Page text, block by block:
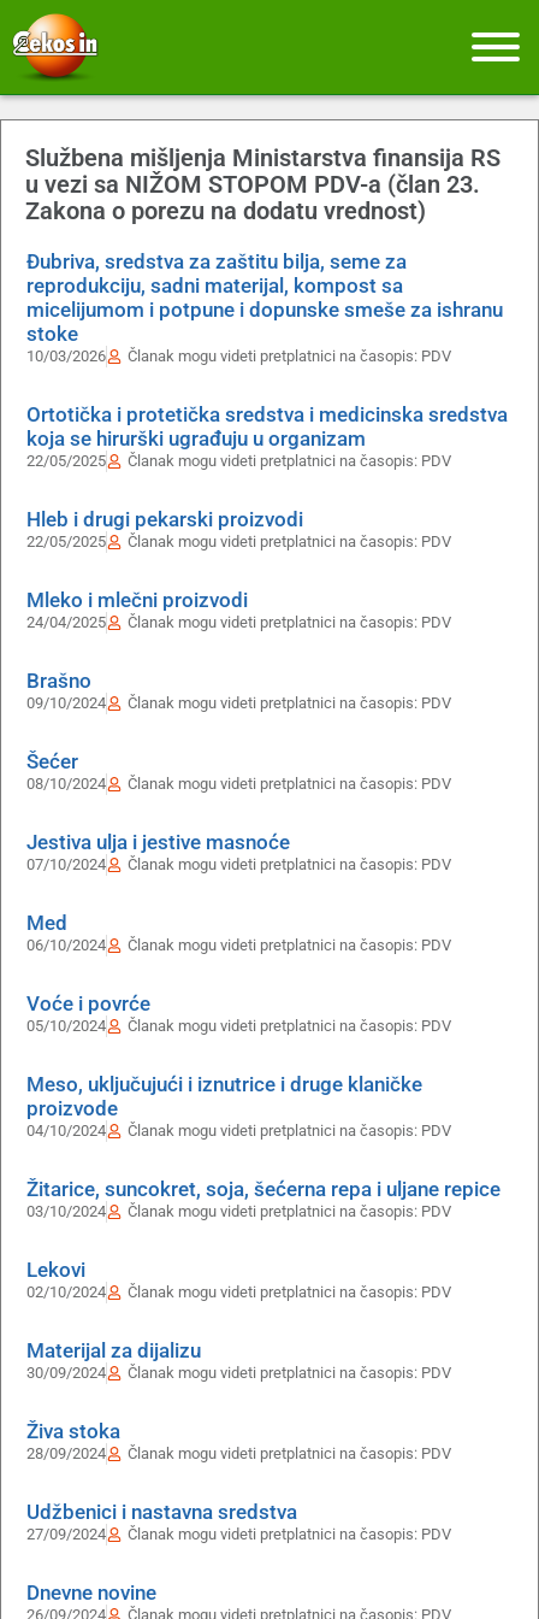
Službena mišljenja Ministarstva finansija RS
u vezi sa NIŽOM STOPOM PDV-a (član 23.
Zakona o porezu na dodatu vrednost)
Đubriva, sredstva za zaštitu bilja, seme za
reprodukciju, sadni materijal, kompost sa
micelijumom i potpune i dopunske smeše za ishranu
stoke
10/03/2026 Članak mogu videti pretplatnici na časopis: PDV
Ortotička i protetička sredstva i medicinska sredstva
koja se hirurški ugrađuju u organizam
22/05/2025 Članak mogu videti pretplatnici na časopis: PDV
Hleb i drugi pekarski proizvodi
22/05/2025 Članak mogu videti pretplatnici na časopis: PDV
Mleko i mlečni proizvodi
24/04/2025 Članak mogu videti pretplatnici na časopis: PDV
Brašno
09/10/2024 Članak mogu videti pretplatnici na časopis: PDV
Šećer
08/10/2024 Članak mogu videti pretplatnici na časopis: PDV
Jestiva ulja i jestive masnoće
07/10/2024 Članak mogu videti pretplatnici na časopis: PDV
Med
06/10/2024 Članak mogu videti pretplatnici na časopis: PDV
Voće i povrće
05/10/2024 Članak mogu videti pretplatnici na časopis: PDV
Meso, uključujući i iznutrice i druge klaničke
proizvode
04/10/2024 Članak mogu videti pretplatnici na časopis: PDV
Žitarice, suncokret, soja, šećerna repa i uljane repice
03/10/2024 Članak mogu videti pretplatnici na časopis: PDV
Lekovi
02/10/2024 Članak mogu videti pretplatnici na časopis: PDV
Materijal za dijalizu
30/09/2024 Članak mogu videti pretplatnici na časopis: PDV
Živa stoka
28/09/2024 Članak mogu videti pretplatnici na časopis: PDV
Udžbenici i nastavna sredstva
27/09/2024 Članak mogu videti pretplatnici na časopis: PDV
Dnevne novine
26/09/2024 Članak mogu videti pretplatnici na časopis: PDV